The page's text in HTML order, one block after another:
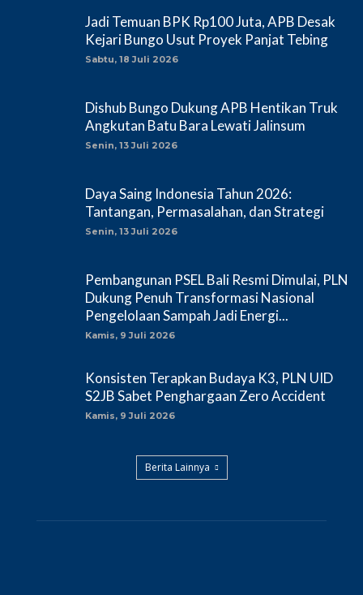
Jadi Temuan BPK Rp100 Juta, APB Desak
Kejari Bungo Usut Proyek Panjat Tebing
Sabtu, 18 Juli 2026
Dishub Bungo Dukung APB Hentikan Truk
Angkutan Batu Bara Lewati Jalinsum
Senin, 13 Juli 2026
Daya Saing Indonesia Tahun 2026:
Tantangan, Permasalahan, dan Strategi
Senin, 13 Juli 2026
Pembangunan PSEL Bali Resmi Dimulai, PLN
Dukung Penuh Transformasi Nasional
Pengelolaan Sampah Jadi Energi...
Kamis, 9 Juli 2026
Konsisten Terapkan Budaya K3, PLN UID
S2JB Sabet Penghargaan Zero Accident
Kamis, 9 Juli 2026
Berita Lainnya